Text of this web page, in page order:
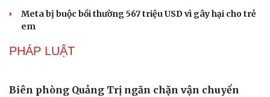
Công nghiệp giải trí "chắp cánh" cho điểm đến du lịch
Gia Lai
Hội chợ Du lịch quốc tế TP.HCM 2026 có quy mô lớn nhất
từ trước đến nay
khách kỷ lục